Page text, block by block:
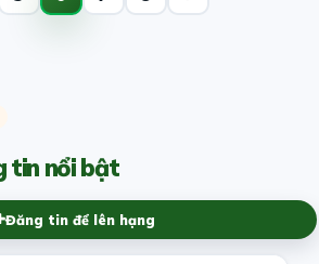
tin nổi bật
Đăng tin để lên hạng